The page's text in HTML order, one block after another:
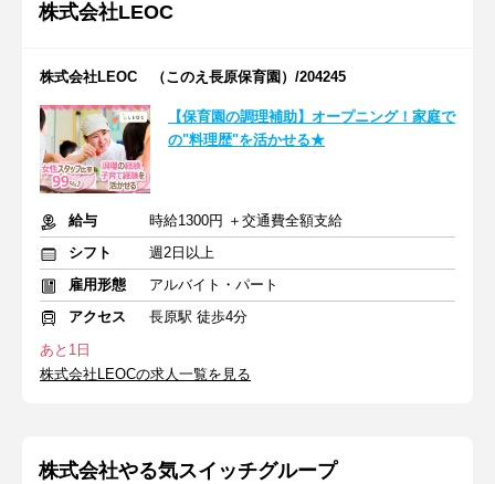
株式会社LEOC
株式会社LEOC （このえ長原保育園）/204245
【保育園の調理補助】オープニング！家庭で
の"料理歴"を活かせる★
給与
時給1300円 ＋交通費全額支給
シフト
週2日以上
雇用形態
アルバイト・パート
アクセス
長原駅 徒歩4分
あと1日
株式会社LEOCの求人一覧を見る
株式会社やる気スイッチグループ